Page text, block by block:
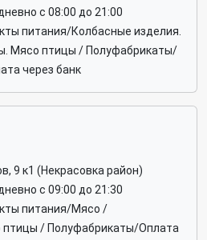
с 08:00 до 21:00
питания/Колбасные изделия.
Мясо птицы / Полуфабрикаты/
через банк
9 к1 (Некрасовка район)
с 09:00 до 21:30
питания/Мясо /
птицы / Полуфабрикаты/Оплата